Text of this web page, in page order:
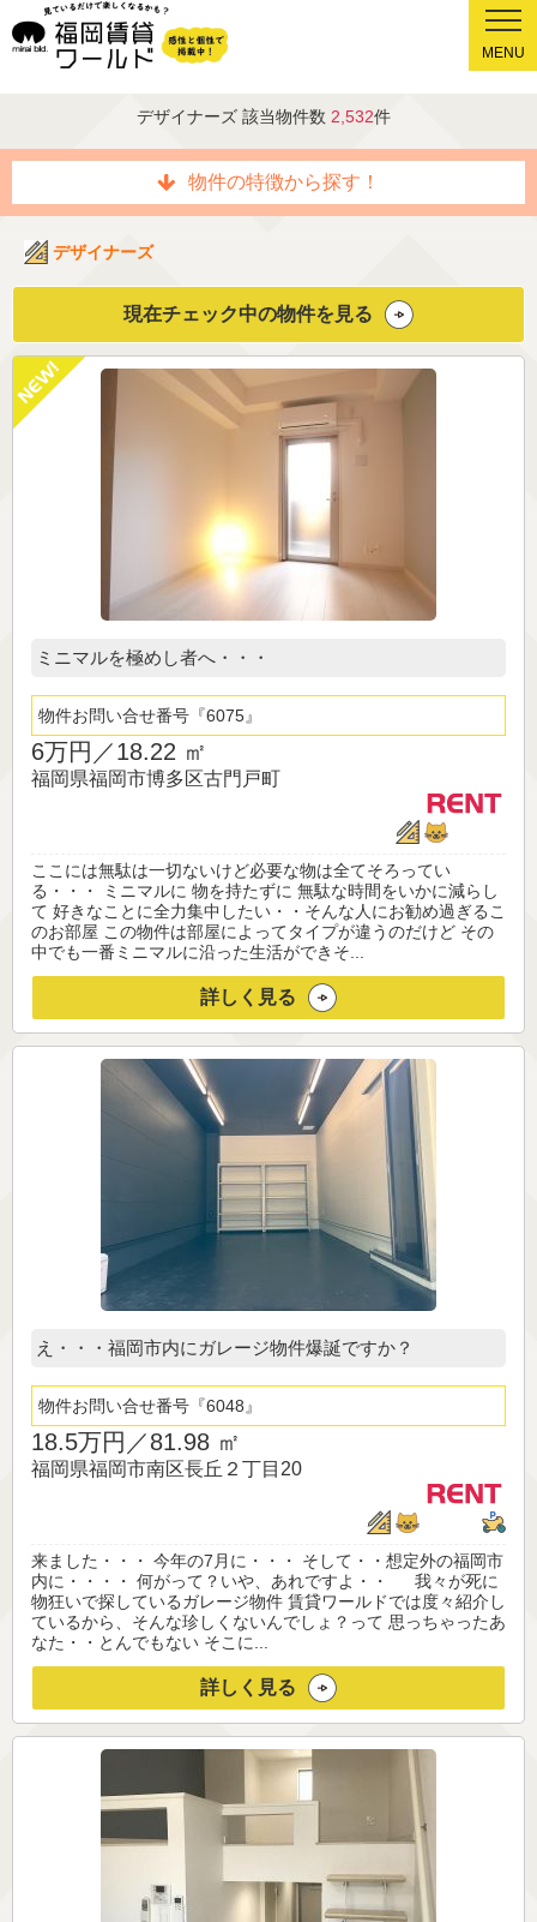
MENU
デザイナーズ 該当物件数 2,532件
物件の特徴から探す！
デザイナーズ
現在チェック中の物件を見る
ミニマルを極めし者へ・・・
物件お問い合せ番号 6075
6万円／18.22 ㎡
福岡県福岡市博多区古門戸町
ここには無駄は一切ないけど必要な物は全てそろってい
る・・・ ミニマルに 物を持たずに 無駄な時間をいかに減らし
て 好きなことに全力集中したい・・そんな人にお勧め過ぎるこ
のお部屋 この物件は部屋によってタイプが違うのだけど その
中でも一番ミニマルに沿った生活ができそ...
詳しく見る
え・・・福岡市内にガレージ物件爆誕ですか？
物件お問い合せ番号 6048
18.5万円／81.98 ㎡
福岡県福岡市南区長丘２丁目20
来ました・・・ 今年の7月に・・・ そして・・想定外の福岡市
内に・・・・ 何がって？いや、あれですよ・・ 我々が死に
物狂いで探しているガレージ物件 賃貸ワールドでは度々紹介し
ているから、そんな珍しくないんでしょ？って 思っちゃったあ
なた・・とんでもない そこに...
詳しく見る